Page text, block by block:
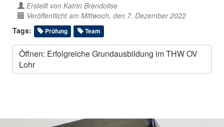
Erstellt von Katrin Brendolise
Veröffentlicht am Mittwoch, den 7. Dezember 2022
Tags:
Prüfung Team
Öffnen: Erfolgreiche Grundausbildung im THW OV
Lohr